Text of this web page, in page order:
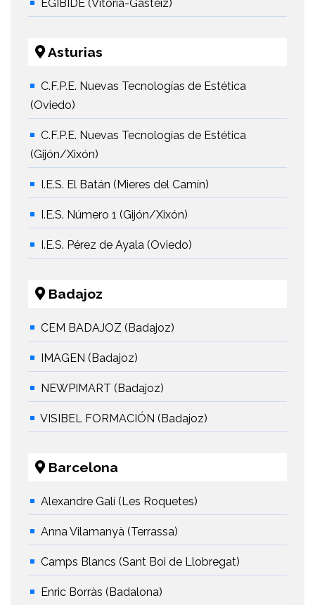
EGIBIDE (Vitoria-Gasteiz)
Asturias
C.F.P.E. Nuevas Tecnologías de Estética
(Oviedo)
C.F.P.E. Nuevas Tecnologías de Estética
(Gijón/Xixón)
I.E.S. El Batán (Mieres del Camín)
I.E.S. Número 1 (Gijón/Xixón)
I.E.S. Pérez de Ayala (Oviedo)
Badajoz
CEM BADAJOZ (Badajoz)
IMAGEN (Badajoz)
NEWPIMART (Badajoz)
VISIBEL FORMACIÓN (Badajoz)
Barcelona
Alexandre Galí (Les Roquetes)
Anna Vilamanyà (Terrassa)
Camps Blancs (Sant Boi de Llobregat)
Enric Borràs (Badalona)